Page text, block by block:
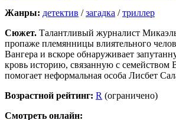
Жанры: детектив /загадка /триллер
Сюжет. Талантливый журналист
пропаже племянницы влиятельного
Вангера и вскоре обнаруживает
кровь историю, связанную с семейством
помогает неформальная особа Лисбет
Возрастной рейтинг: R (ограничено)
Смотреть онлайн: